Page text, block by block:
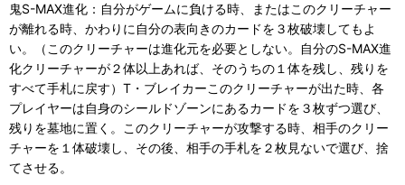
鬼S-MAX進化：自分がゲームに負ける時、またはこのクリーチャー
が離れる時、かわりに自分の表向きのカードを３枚破壊してもよ
い。（このクリーチャーは進化元を必要としない。自分のS-MAX進
化クリーチャーが２体以上あれば、そのうちの１体を残し、残りを
すべて手札に戻す）T・ブレイカーこのクリーチャーが出た時、各
プレイヤーは自身のシールドゾーンにあるカードを３枚ずつ選び、
残りを墓地に置く。このクリーチャーが攻撃する時、相手のクリー
チャーを１体破壊し、その後、相手の手札を２枚見ないで選び、捨
てさせる。